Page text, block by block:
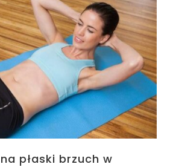
płaski brzuch w